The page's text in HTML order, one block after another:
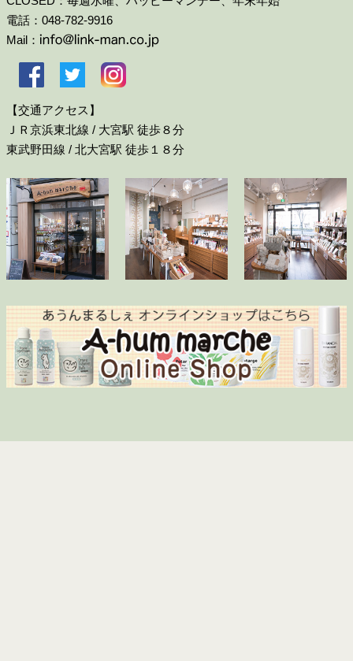
電話：048-782-9916
Mail：
【交通アクセス】
ＪＲ京浜東北線 / 大宮駅 徒歩８分
東武野田線 / 北大宮駅 徒歩１８分